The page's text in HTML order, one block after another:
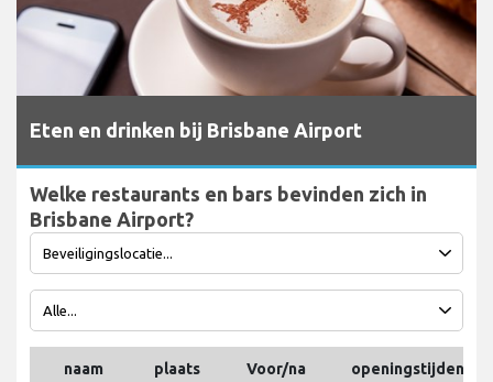
Eten en drinken bij Brisbane Airport
Welke restaurants en bars bevinden zich in
Brisbane Airport?
naam plaats
Voor/na
openingstijden